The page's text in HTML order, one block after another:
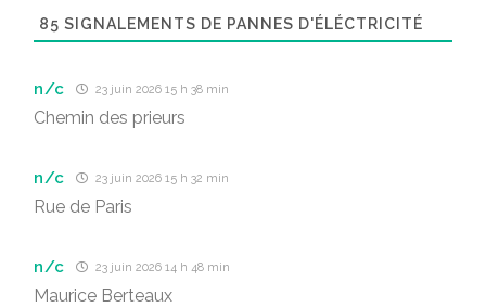
85 SIGNALEMENTS DE PANNES D'ÉLÉCTRICITÉ
n/c 23 juin 2026 15 h 38 min
Chemin des prieurs
n/c 23 juin 2026 15 h 32 min
Rue de Paris
n/c 23 juin 2026 14 h 48 min
Maurice Berteaux